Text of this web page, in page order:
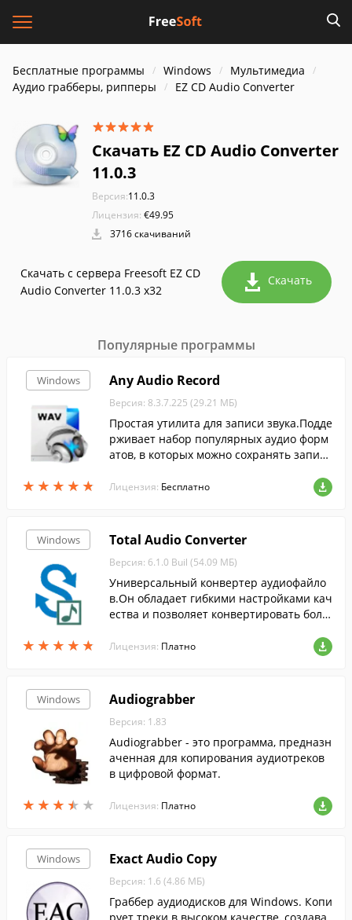
Бесплатные программы Windows
Мультимедиа
Аудио грабберы, рипперы
EZ CD Audio Converter
Скачать EZ CD Audio Converter
11.0.3
Версия:11.0.3
Лицензия: €49.95
3716 скачиваний
Скачать с сервера Freesoft EZ CD
Audio Converter 11.0.3 x32
Скачать
Популярные программы
Windows
★ ★ ★ ★ ★
★ ★ ★ ★ ★
Any Audio Record
Версия: 8.3.7.225 (29.21 МБ)
Простая утилита для записи звука.Подде
рживает набор популярных аудио форм
атов, в которых можно сохранять запис
в для настройки качества звука.
Лицензия: Бесплатно
Windows
★ ★ ★ ★ ★
★ ★ ★ ★ ★
Total Audio Converter
Версия: 6.1.0 Buil (54.09 МБ)
Универсальный конвертер аудиофайло
в.Он обладает гибкими настройками кач
ества и позволяет конвертировать боль
ме.
Лицензия: Платно
Windows
★ ★ ★ ★ ★
★ ★ ★ ★ ★
Audiograbber
Версия: 1.83
Audiograbber - это программа, предназн
аченная для копирования аудиотреков
в цифровой формат.
Лицензия: Платно
Windows Exact Audio Copy
Версия: 1.6 (4.86 МБ)
Граббер аудиодисков для Windows. Копи